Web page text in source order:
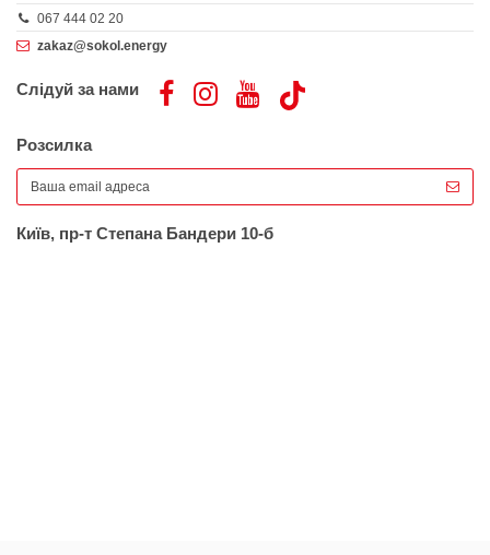
067 444 02 20
zakaz@sokol.energy
Слідуй за нами
Розсилка
Київ, пр-т Степана Бандери 10-б